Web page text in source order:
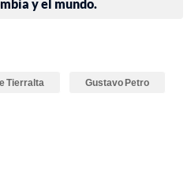
y el mundo.
Tierralta Gustavo Petro